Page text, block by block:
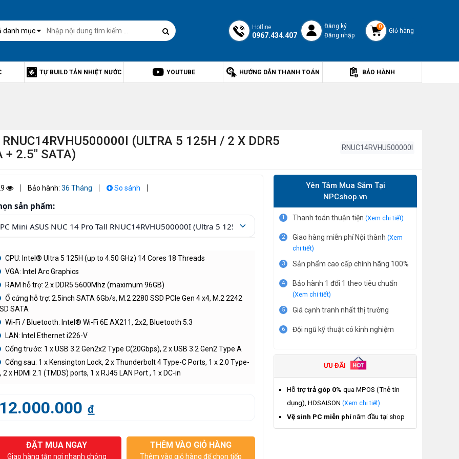
danh mục Hotline
0967.434.407
Đăng ký
Đăng nhập
0
Giỏ hàng
TỰ BUILD TẢN NHIỆT NƯỚC YOUTUBE HƯỚNG DẪN THANH TOÁN BẢO HÀNH
(ULTRA 5 125H / 2 X DDR5
2.5" SATA)
RNUC14RVHU500000I
Bảo hành: 36 Tháng So sánh
sản phẩm:
CPU: Intel® Ultra 5 125H (up to 4.50 GHz) 14 Cores 18 Threads
VGA: Intel Arc Graphics
RAM hỗ trợ: 2 x DDR5 5600Mhz (maximum 96GB)
Ổ cứng hỗ trợ: 2.5inch SATA 6Gb/s, M.2 2280 SSD PCIe Gen 4 x4, M.2 2242
SATA
Wi-Fi / Bluetooth: Intel® Wi-Fi 6E AX211, 2x2, Bluetooth 5.3
LAN: Intel Ethernet i226-V
Cổng trước: 1 x USB 3.2 Gen2x2 Type C(20Gbps), 2 x USB 3.2 Gen2 Type A
Cổng sau: 1 x Kensington Lock, 2 x Thunderbolt 4 Type-C Ports, 1 x 2.0 Type-
2 x HDMI 2.1 (TMDS) ports, 1 x RJ45 LAN Port , 1 x DC-in
đ
ĐẶT MUA NGAY
Giao hàng tận nơi nhanh chóng
THÊM VÀO GIỎ HÀNG
Thêm vào giỏ hàng để chọn tiếp
Yên Tâm Mua Sắm Tại
NPCshop.vn
1 Thanh toán thuận tiện (Xem chi tiết)
2 Giao hàng miễn phí Nội thành (Xem
chi tiết)
3 Sản phẩm cao cấp chính hãng 100%
4 Bảo hành 1 đổi 1 theo tiêu chuẩn
(Xem chi tiết)
5 Giá cạnh tranh nhất thị trường
6 Đội ngũ kỹ thuật có kinh nghiệm
ƯU ĐÃI
Hỗ trợtrả góp 0% qua MPOS (Thẻ tín
dụng), HDSAISON (Xem chi tiết)
Vệ sinh PC miễn phínăm đầu tại shop